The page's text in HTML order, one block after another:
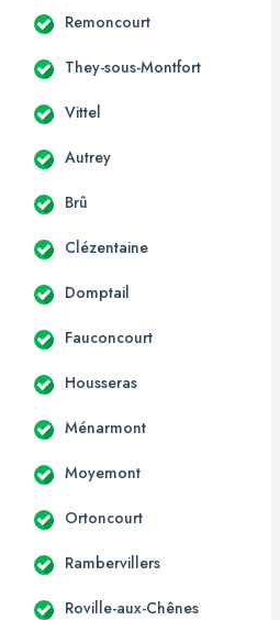
Remoncourt
They-sous-Montfort
Vittel
Autrey
Brû
Clézentaine
Domptail
Fauconcourt
Housseras
Ménarmont
Moyemont
Ortoncourt
Rambervillers
Roville-aux-Chênes